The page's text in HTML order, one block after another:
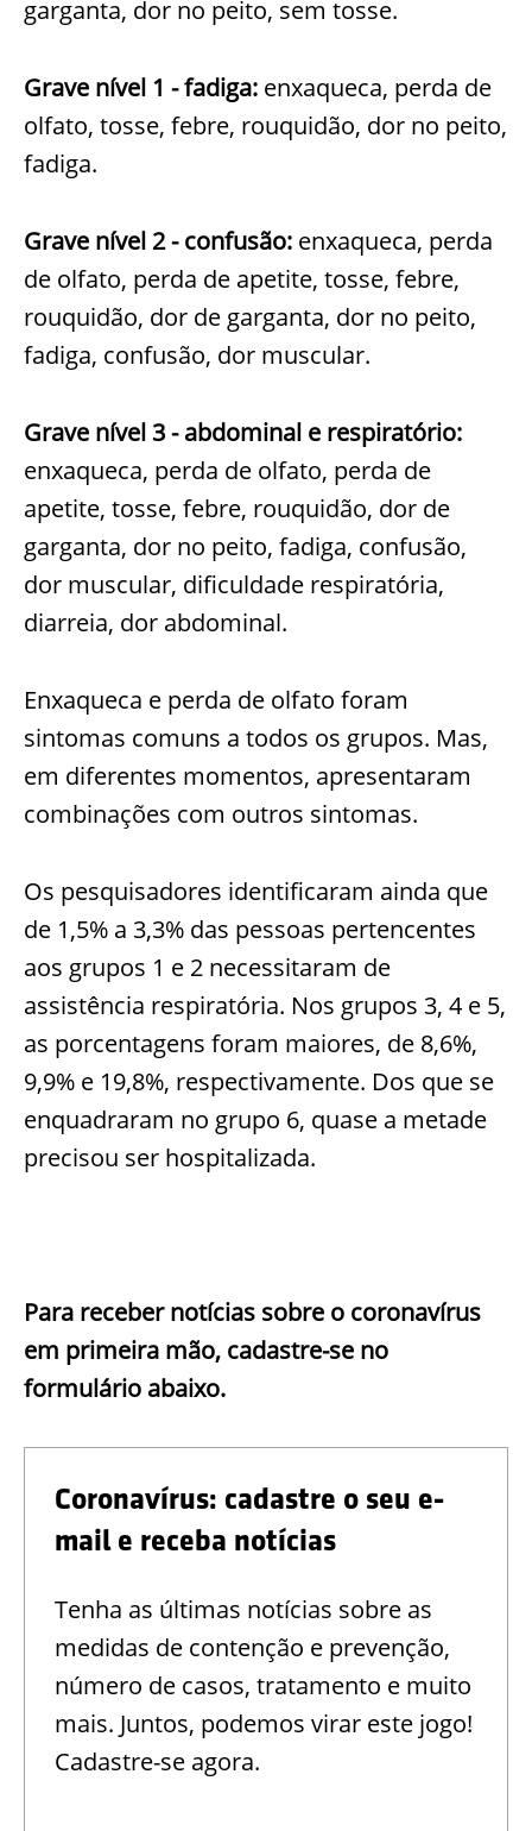
garganta, dor no peito, sem tosse.
Grave nível 1 - fadiga: enxaqueca, perda de
olfato, tosse, febre, rouquidão, dor no peito,
fadiga.
Grave nível 2 - confusão: enxaqueca, perda
de olfato, perda de apetite, tosse, febre,
rouquidão, dor de garganta, dor no peito,
fadiga, confusão, dor muscular.
Grave nível 3 - abdominal e respiratório:
enxaqueca, perda de olfato, perda de
apetite, tosse, febre, rouquidão, dor de
garganta, dor no peito, fadiga, confusão,
dor muscular, dificuldade respiratória,
diarreia, dor abdominal.
Enxaqueca e perda de olfato foram
sintomas comuns a todos os grupos. Mas,
em diferentes momentos, apresentaram
combinações com outros sintomas.
Os pesquisadores identificaram ainda que
de 1,5% a 3,3% das pessoas pertencentes
aos grupos 1 e 2 necessitaram de
assistência respiratória. Nos grupos 3, 4 e 5,
as porcentagens foram maiores, de 8,6%,
9,9% e 19,8%, respectivamente. Dos que se
enquadraram no grupo 6, quase a metade
precisou ser hospitalizada.
Para receber notícias sobre o coronavírus
em primeira mão, cadastre-se no
formulário abaixo.
Coronavírus: cadastre o seu e-
mail e receba notícias
Tenha as últimas notícias sobre as
medidas de contenção e prevenção,
número de casos, tratamento e muito
mais. Juntos, podemos virar este jogo!
Cadastre-se agora.